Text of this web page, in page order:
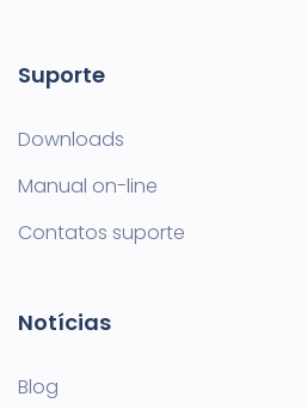
Suporte
Downloads
Manual on-line
Contatos suporte
Notícias
Blog